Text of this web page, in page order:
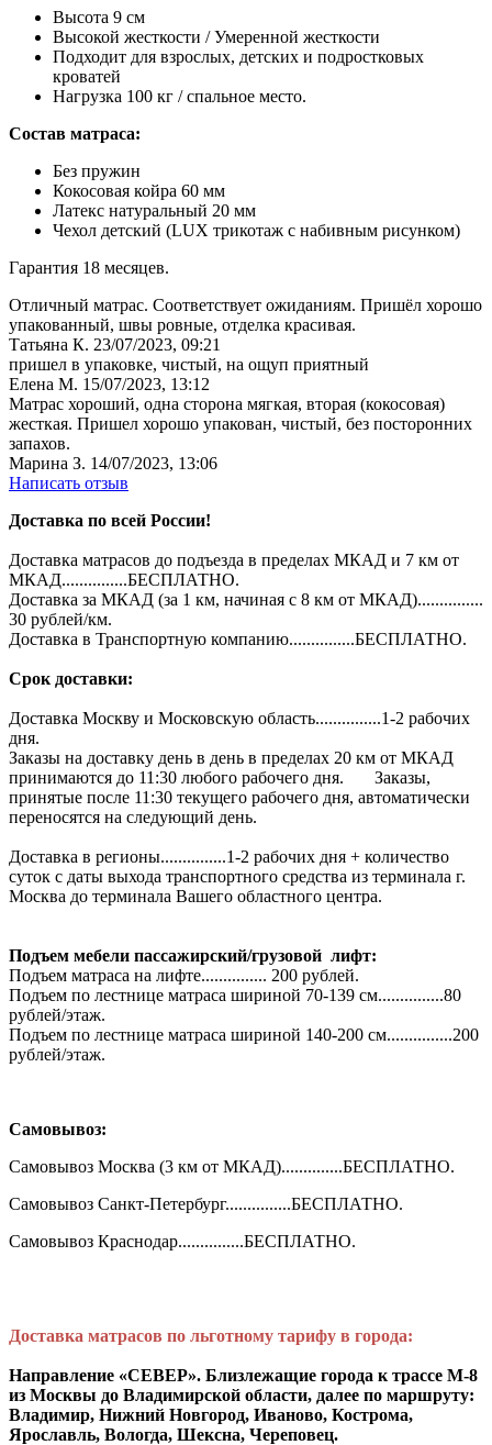
Высота 9 см
Высокой жесткости / Умеренной жесткости
Подходит для взрослых, детских и подростковых
кроватей
Нагрузка 100 кг / спальное место.
Состав матраса:
Без пружин
Кокосовая койра 60 мм
Латекс натуральный 20 мм
Чехол детский (LUX трикотаж с набивным рисунком)
Гарантия 18 месяцев.
Отличный матрас. Соответствует ожиданиям. Пришёл хорошо
упакованный, швы ровные, отделка красивая.
Татьяна К. 23/07/2023, 09:21
пришел в упаковке, чистый, на ощуп приятный
Елена М. 15/07/2023, 13:12
Матрас хороший, одна сторона мягкая, вторая (кокосовая)
жесткая. Пришел хорошо упакован, чистый, без посторонних
запахов.
Марина З. 14/07/2023, 13:06
Написать отзыв
Доставка по всей России!
Доставка матрасов до подъезда в пределах МКАД и 7 км от
МКАД...............БЕСПЛАТНО.
Доставка за МКАД (за 1 км, начиная с 8 км от МКАД)...............
30 рублей/км.
Доставка в Транспортную компанию...............БЕСПЛАТНО.
Срок доставки:
Доставка Москву и Московскую область...............1-2 рабочих
дня.
Заказы на доставку день в день в пределах 20 км от МКАД
принимаются до 11:30 любого рабочего дня. Заказы,
принятые после 11:30 текущего рабочего дня, автоматически
переносятся на следующий день.
Доставка в регионы...............1-2 рабочих дня + количество
суток с даты выхода транспортного средства из терминала г.
Москва до терминала Вашего областного центра.
Подъем мебели пассажирский/грузовой лифт:
Подъем матраса на лифте............... 200 рублей.
Подъем по лестнице матраса шириной 70-139 см...............80
рублей/этаж.
Подъем по лестнице матраса шириной 140-200 см...............200
рублей/этаж.
Самовывоз:
Самовывоз Москва (3 км от МКАД)..............БЕСПЛАТНО.
Самовывоз Санкт-Петербург...............БЕСПЛАТНО.
Самовывоз Краснодар...............БЕСПЛАТНО.
Доставка матрасов по льготному тарифу в города:
Направление «СЕВЕР». Близлежащие города к трассе М-8
из Москвы до Владимирской области, далее по маршруту:
Владимир, Нижний Новгород, Иваново, Кострома,
Ярославль, Вологда, Шексна, Череповец.